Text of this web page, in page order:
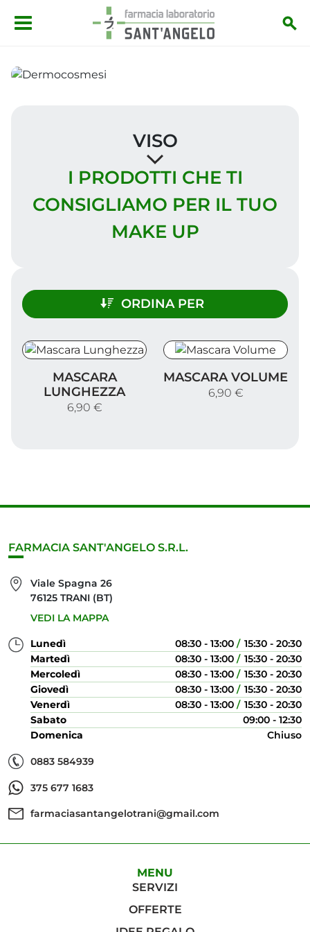
Salta al contenuto principale
VISO
I PRODOTTI CHE TI
CONSIGLIAMO PER IL TUO
MAKE UP
ORDINA PER
MASCARA
LUNGHEZZA
6,90 €
MASCARA VOLUME
6,90 €
FARMACIA SANT'ANGELO S.R.L.
Viale Spagna 26
76125 TRANI (BT)
VEDI LA MAPPA
Lunedì 08:30 - 13:00
15:30 - 20:30
Martedì
08:30 - 13:00
15:30 - 20:30
Mercoledì
08:30 - 13:00
15:30 - 20:30
Giovedì
08:30 - 13:00
15:30 - 20:30
Venerdì
08:30 - 13:00
15:30 - 20:30
Sabato
09:00 - 12:30
Domenica
Chiuso
0883 584939
375 677 1683
farmaciasantangelotrani@gmail.com
MENU
SERVIZI
OFFERTE